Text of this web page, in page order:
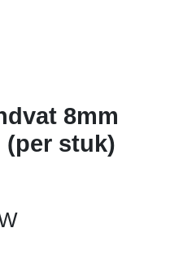
8mm
(per stuk)